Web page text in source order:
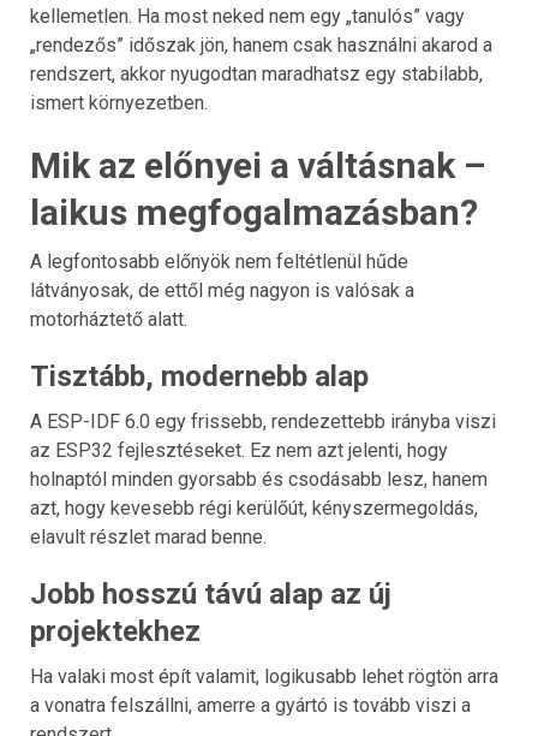
kellemetlen. Ha most neked nem egy „tanulós” vagy
„rendezős” időszak jön, hanem csak használni akarod a
rendszert, akkor nyugodtan maradhatsz egy stabilabb,
ismert környezetben.
Mik az előnyei a váltásnak –
laikus megfogalmazásban?
A legfontosabb előnyök nem feltétlenül hűde
látványosak, de ettől még nagyon is valósak a
motorháztető alatt.
Tisztább, modernebb alap
A ESP-IDF 6.0 egy frissebb, rendezettebb irányba viszi
az ESP32 fejlesztéseket. Ez nem azt jelenti, hogy
holnaptól minden gyorsabb és csodásabb lesz, hanem
azt, hogy kevesebb régi kerülőút, kényszermegoldás,
elavult részlet marad benne.
Jobb hosszú távú alap az új
projektekhez
Ha valaki most épít valamit, logikusabb lehet rögtön arra
a vonatra felszállni, amerre a gyártó is tovább viszi a